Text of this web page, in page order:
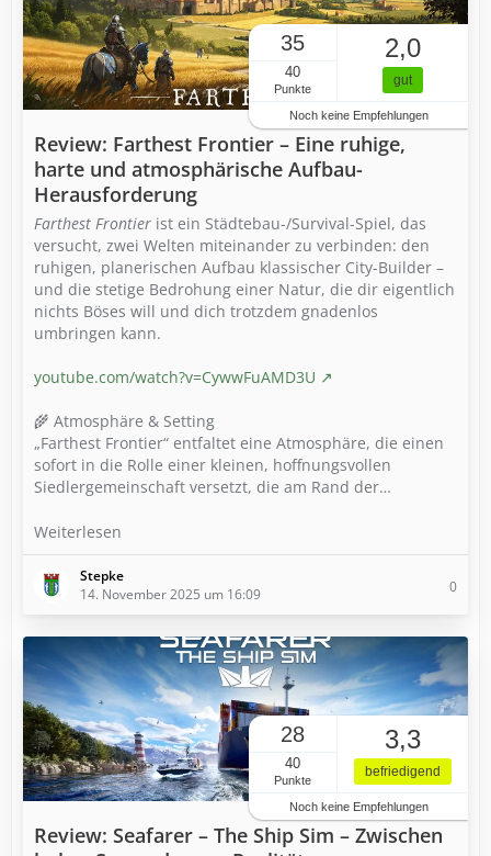
35
40
Punkte
2,0
gut
Noch keine Empfehlungen
Review: Farthest Frontier – Eine ruhige,
harte und atmosphärische Aufbau-
Herausforderung
Farthest Frontier ist ein Städtebau-/Survival-Spiel, das
versucht, zwei Welten miteinander zu verbinden: den
ruhigen, planerischen Aufbau klassischer City-Builder –
und die stetige Bedrohung einer Natur, die dir eigentlich
nichts Böses will und dich trotzdem gnadenlos
umbringen kann.
youtube.com/watch?v=CywwFuAMD3U
🌾 Atmosphäre & Setting
„Farthest Frontier“ entfaltet eine Atmosphäre, die einen
sofort in die Rolle einer kleinen, hoffnungsvollen
Siedlergemeinschaft versetzt, die am Rand der…
Weiterlesen
Stepke
14. November 2025 um 16:09
0
28
40
Punkte
3,3
befriedigend
Noch keine Empfehlungen
Review: Seafarer – The Ship Sim – Zwischen